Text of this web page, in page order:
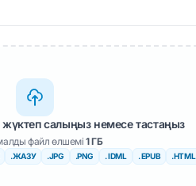
салыңыз немесе тастаңыз
файл өлшемі1 ГБ
.ЖАЗУ .JPG .PNG . IDML . EPUB .HTML